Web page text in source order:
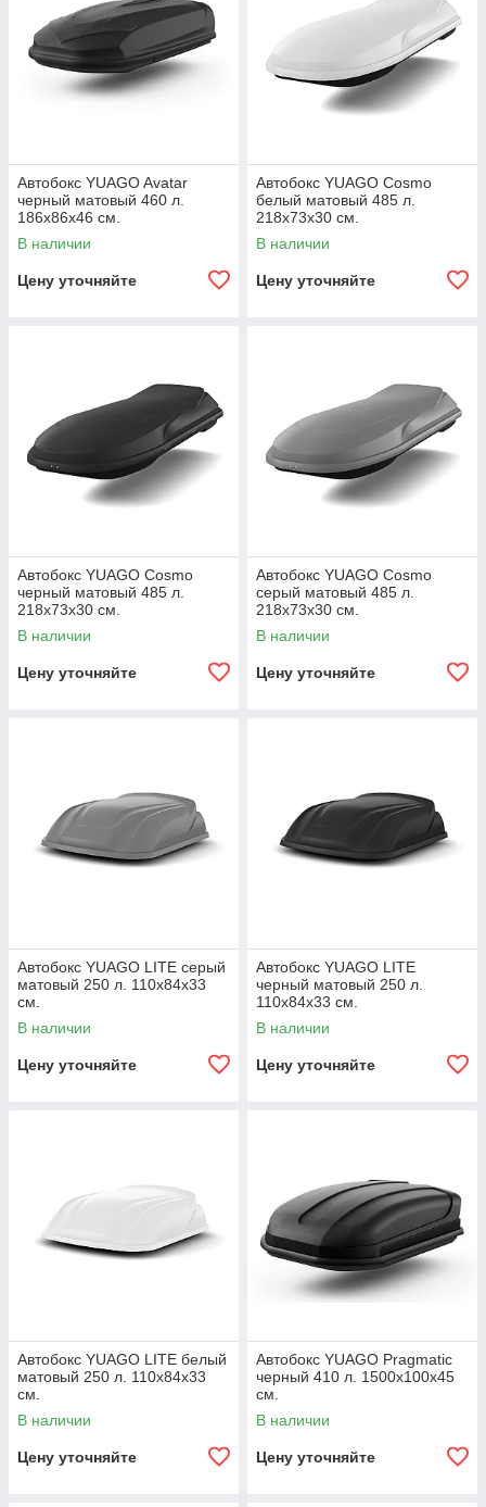
Автобокс YUAGO Avatar
черный матовый 460 л.
186х86х46 см.
В наличии
Цену уточняйте
Автобокс YUAGO Cosmo
белый матовый 485 л.
218х73x30 см.
В наличии
Цену уточняйте
Автобокс YUAGO Cosmo
черный матовый 485 л.
218х73x30 см.
В наличии
Цену уточняйте
Автобокс YUAGO Cosmo
серый матовый 485 л.
218х73x30 см.
В наличии
Цену уточняйте
Автобокс YUAGO LITE серый
матовый 250 л. 110x84x33
см.
В наличии
Цену уточняйте
Автобокс YUAGO LITE
черный матовый 250 л.
110x84x33 см.
В наличии
Цену уточняйте
Автобокс YUAGO LITE белый
матовый 250 л. 110x84x33
см.
В наличии
Цену уточняйте
Автобокс YUAGO Pragmatic
черный 410 л. 1500х100х45
см.
В наличии
Цену уточняйте